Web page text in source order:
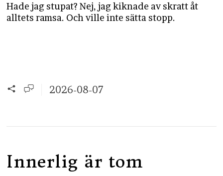
Hade jag stupat? Nej, jag kiknade av skratt åt
alltets ramsa. Och ville inte sätta stopp.
2026-08-07
Innerlig är tom